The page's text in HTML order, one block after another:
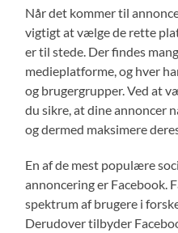
Når det kommer til
vigtigt at vælge de rette
er til stede. Der findes
medieplatforme, og hver
og brugergrupper. Ved at
du sikre, at dine annoncer
og dermed maksimere
En af de mest populære
annoncering er Facebook.
spektrum af brugere i
Derudover tilbyder